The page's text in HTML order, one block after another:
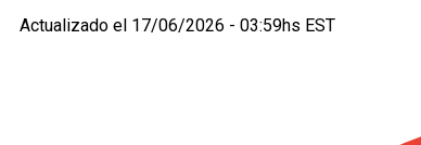
Actualizado el 17/06/2026 - 03:59hs EST